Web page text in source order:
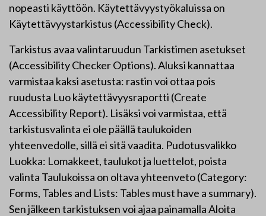
nopeasti käyttöön. Käytettävyystyökaluissa on
Käytettävyystarkistus (Accessibility Check).
Tarkistus avaa valintaruudun Tarkistimen asetukset
(Accessibility Checker Options). Aluksi kannattaa
varmistaa kaksi asetusta: rastin voi ottaa pois
ruudusta Luo käytettävyysraportti (Create
Accessibility Report). Lisäksi voi varmistaa, että
tarkistusvalinta ei ole päällä taulukoiden
yhteenvedolle, sillä ei sitä vaadita. Pudotusvalikko
Luokka: Lomakkeet, taulukot ja luettelot, poista
valinta Taulukoissa on oltava yhteenveto (Category:
Forms, Tables and Lists: Tables must have a summary).
Sen jälkeen tarkistuksen voi ajaa painamalla Aloita